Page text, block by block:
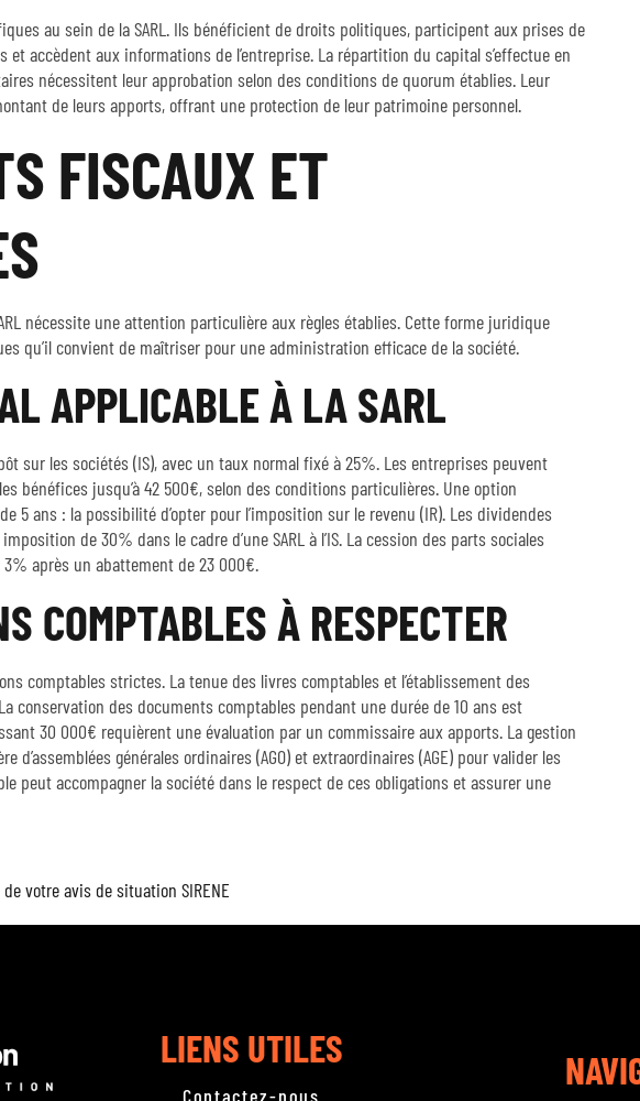
au sein de la SARL. Ils bénéficient de droits politiques, participent aux prises de
et accèdent aux informations de l’entreprise. La répartition du capital s’effectue en
nécessitent leur approbation selon des conditions de quorum établies. Leur
de leurs apports, offrant une protection de leur patrimoine personnel.
FISCAUX ET
nécessite une attention particulière aux règles établies. Cette forme juridique
qu’il convient de maîtriser pour une administration efficace de la société.
APPLICABLE À LA SARL
sur les sociétés (IS), avec un taux normal fixé à 25%. Les entreprises peuvent
bénéfices jusqu’à 42 500€, selon des conditions particulières. Une option
5 ans : la possibilité d’opter pour l’imposition sur le revenu (IR). Les dividendes
de 30% dans le cadre d’une SARL à l’IS. La cession des parts sociales
après un abattement de 23 000€.
COMPTABLES À RESPECTER
comptables strictes. La tenue des livres comptables et l’établissement des
conservation des documents comptables pendant une durée de 10 ans est
30 000€ requièrent une évaluation par un commissaire aux apports. La gestion
générales ordinaires (AGO) et extraordinaires (AGE) pour valider les
peut accompagner la société dans le respect de ces obligations et assurer une
votre avis de situation SIRENE
LIENS UTILES
Contactez-nous